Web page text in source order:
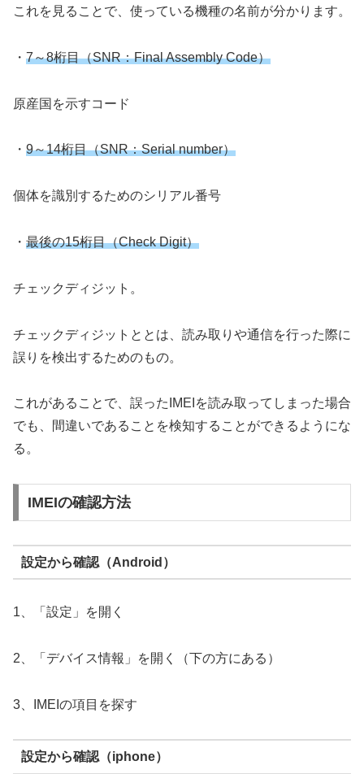
これを見ることで、使っている機種の名前が分かります。
・ 7～8桁目（SNR：Final Assembly Code）
原産国を示すコード
・ 9～14桁目（SNR：Serial number）
個体を識別するためのシリアル番号
・ 最後の15桁目（Check Digit）
チェックディジット。
チェックディジットととは、読み取りや通信を行った際に
誤りを検出するためのもの。
これがあることで、誤ったIMEIを読み取ってしまった場合
でも、間違いであることを検知することができるようにな
る。
IMEIの確認方法
設定から確認（Android）
1、「設定」を開く
2、「デバイス情報」を開く（下の方にある）
3、IMEIの項目を探す
設定から確認（iphone）